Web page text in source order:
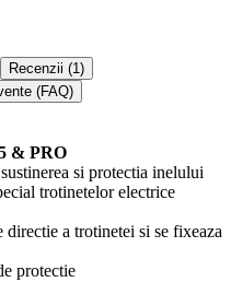
Recenzii (1)
(FAQ)
& PRO
si protectia inelului
trotinetelor electrice
directie a trotinetei si se fixeaza
protectie